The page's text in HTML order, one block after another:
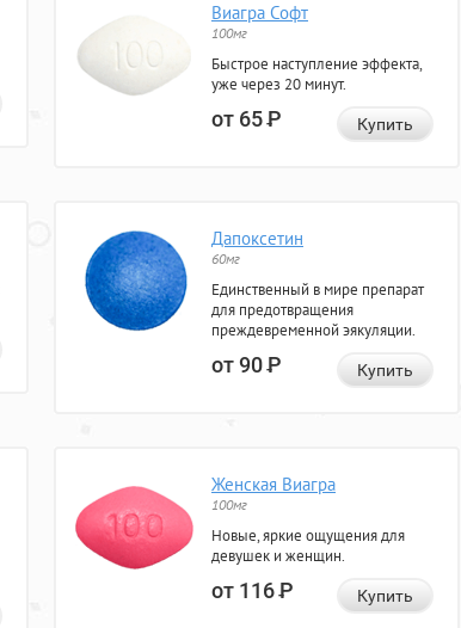
Виагра Софт
100мг
Быстрое наступление эффекта,
уже через 20 минут.
от 65Р Купить
Дапоксетин
60мг
Единственный в мире препарат
для предотвращения
преждевременной эякуляции.
от 90Р Купить
Женская Виагра
100мг
Новые, яркие ощущения для
девушек и женщин.
от 116Р Купить